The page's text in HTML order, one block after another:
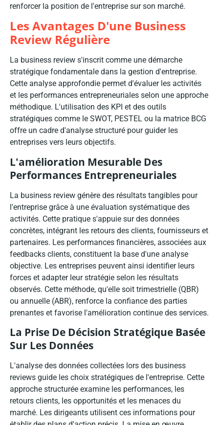
renforcer la position de l'entreprise sur son marché.
Les Avantages D'une Business
Review Régulière
La business review s'inscrit comme une démarche
stratégique fondamentale dans la gestion d'entreprise.
Cette analyse approfondie permet d'évaluer les activités
et les performances entrepreneuriales selon une approche
méthodique. L'utilisation des KPI et des outils
stratégiques comme le SWOT, PESTEL ou la matrice BCG
offre un cadre d'analyse structuré pour guider les
entreprises vers leurs objectifs.
L'amélioration Mesurable Des
Performances Entrepreneuriales
La business review génère des résultats tangibles pour
l'entreprise grâce à une évaluation systématique des
activités. Cette pratique s'appuie sur des données
concrètes, intégrant les retours des clients, fournisseurs et
partenaires. Les performances financières, associées aux
feedbacks clients, constituent la base d'une analyse
objective. Les entreprises peuvent ainsi identifier leurs
forces et adapter leur stratégie selon les résultats
observés. Cette méthode, qu'elle soit trimestrielle (QBR)
ou annuelle (ABR), renforce la confiance des parties
prenantes et favorise l'amélioration continue des services.
La Prise De Décision Stratégique Basée
Sur Les Données
L'analyse des données collectées lors des business
reviews guide les choix stratégiques de l'entreprise. Cette
approche structurée examine les performances, les
retours clients, les opportunités et les menaces du
marché. Les dirigeants utilisent ces informations pour